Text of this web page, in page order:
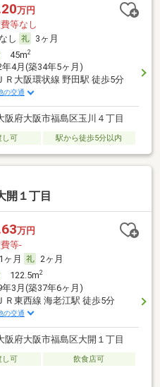
万円
等なし
なし
3ヶ月
45m2
年4月(築34年5ヶ月)
Ｒ大阪環状線 野田駅 徒歩5分
の交通
阪府大阪市福島区玉川４丁目
し可 駅から徒歩5分以内
開１丁目
万円
等-
1ヶ月
2ヶ月
122.5m2
年3月(築37年6ヶ月)
ＪＲ東西線 海老江駅 徒歩5分
の交通
阪府大阪市福島区大開１丁目
し可
飲食店可